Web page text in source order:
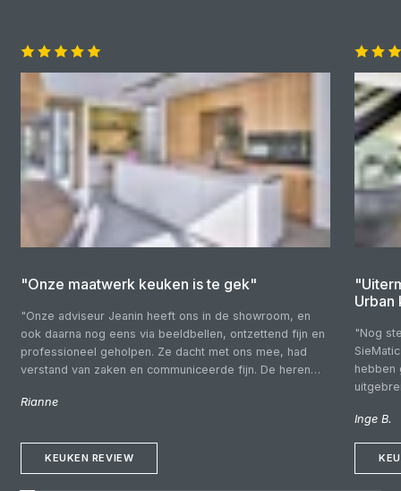
"Onze maatwerk keuken is te gek"
"Onze adviseur Jeanin heeft ons in de showroom, en
ook daarna nog eens via beeldbellen, ontzettend fijn en
professioneel geholpen. Ze dacht met ons mee, had
verstand van zaken en communiceerde fijn. De heren
vriendelijk, kundig en netjes. Fijn dat we gewoon
fantastisch!"
Rianne
KEUKEN REVIEW
Urban
"Nog
hebben
goed
Inge B.